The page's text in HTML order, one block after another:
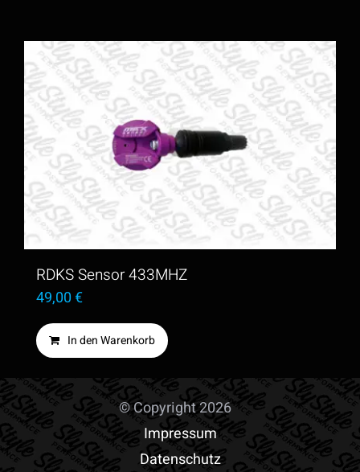
RDKS Sensor 433MHZ
49,00€
In den Warenkorb
© Copyright 2026
Impressum
Datenschutz